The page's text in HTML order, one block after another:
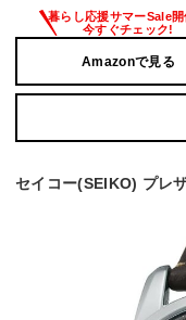
Amazonで見る
セイコー(SEIKO) プレ